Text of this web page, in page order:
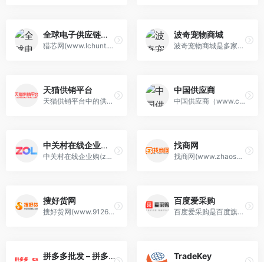
全球电子供应链智慧平台
猎芯网(www.Ichunt.com)是国内外知名的专业IC芯片、电子元器件采购商城平台,IC交易网站.为客户提供电子元器件现货批发采购,IC采购,进口报关,电子元器件寄售,供应链金融等一站式电子元器件采购服务.
波奇宠物商城
波奇宠物商城是多家知名宠物用品官方授权宠物商城.在波奇不仅有各种知名品牌的狗粮,猫粮,还能找到宠物玩具,宠物日用品等多种宠物用品.选择波奇，健康宠物生活从波奇开始。
天猫供销平台
天猫供销平台中的供应商大多数都是已经入驻了天猫平台的品牌商家，由这些品牌商家提供货源。在你的淘宝店绑定了供销平台之后，商铺中所上架的货物是不需要自己再去采购和囤货的。
中国供应商
中国供应商（www.china.cn）国内优质的B2B网站，是中小企业老板推广的B2B平台，是百度爱采购官方合作平台。中国供应商一直秉承“推进诚信贸易、创建国际品牌”的宗旨，专注于为企业提供互联网推广服务。
中关村在线企业购 – ZOL企业购
中关村在线企业购(zol.com)是专业的b2b电商采购平台,为政府、企业等采购单位提供一站式、定制化、智能化的云采购解决方案和精准报价等服务,包括电脑、办公设备采购,员工福利采购等
找商网
找商网(www.zhaosw.com)是一家专注于服务中国互联网电商的公司，致力于为国内中小电商企业提供精准营销效果广告平台，且和百度爱采购深度合作。
搜好货网
搜好货网(www.912688.com)互联网+ 智能营销云 B2B电子商务平台，为您提供丰富的B2B行业资讯、供应、求购、库存信息、品牌信息等，是企业做电子商务网络贸易的网站平台。
百度爱采购
百度爱采购是百度旗下的B2B垂直搜索引擎，旨在帮助用户一站直达全网商品信息，触达海量优质商家。
拼多多批发 – 拼多多官方采购批发平台 TradeKey